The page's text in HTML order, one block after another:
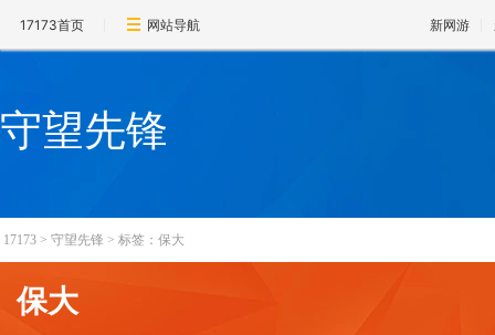
17173首页 网站导航 新网游
守望先锋
17173 > 守望先锋 > 标签：保大
保大